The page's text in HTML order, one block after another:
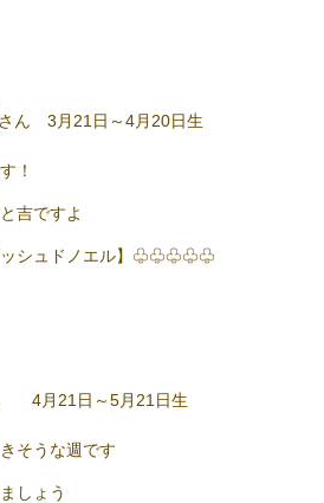
さん 3月21日～4月20日生
！
吉ですよ
ッシュドノエル】♧♧♧♧♧
4月21日～5月21日生
そうな週です
しょう